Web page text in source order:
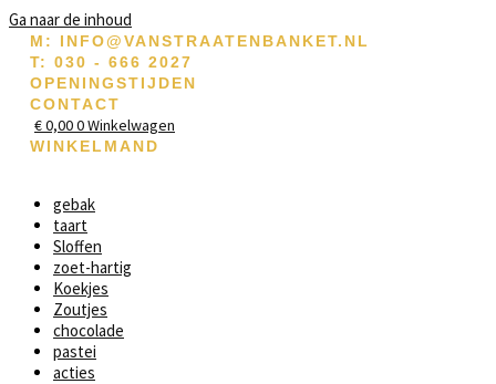
Ga naar de inhoud
M: INFO@VANSTRAATENBANKET.NL
T: 030 - 666 2027
OPENINGSTIJDEN
CONTACT
€0,000Winkelwagen
WINKELMAND
gebak
taart
Sloffen
zoet-hartig
Koekjes
Zoutjes
chocolade
pastei
acties